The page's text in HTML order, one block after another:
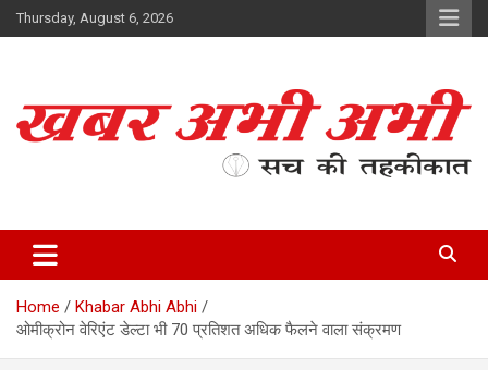
Skip
to
Thursday, August 6, 2026
Home
Khabar Abhi Abhi
ओमीक्रोन वेरिएंट डेल्टा भी 70 प्रतिशत अधिक फैलने वाला संक्रमण